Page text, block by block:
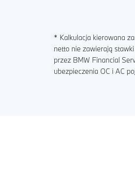
* Kalkulacja kierowana
netto nie zawierają
przez BMW Financial
ubezpieczenia OC i AC